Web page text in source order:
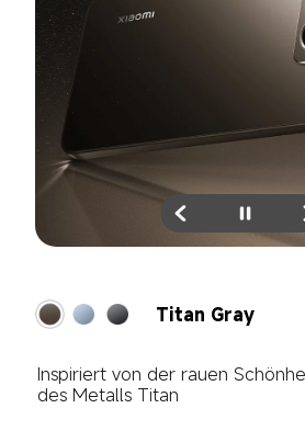
Titan Blue
Schimmerndes Silberblau
faszinierende Brillanz aus